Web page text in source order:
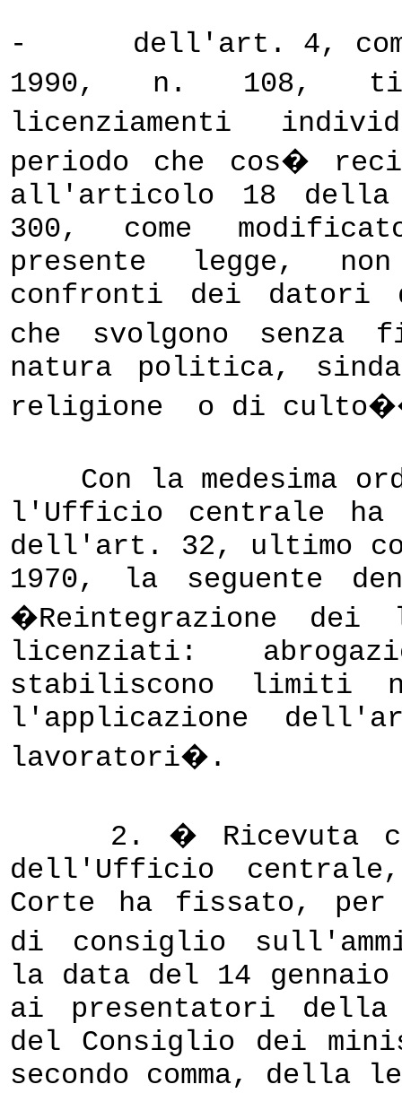
-
dell'art. 4,
1990, n. 108,
licenziamenti
periodo che cos�
all'articolo 18 della
300, come
presente legge,
confronti dei datori
che svolgono
natura politica,
religione
o di
Con la medesima
l'Ufficio centrale
dell'art. 32, ultimo
1970, la seguente
�Reintegrazione dei
licenziati:
stabiliscono limiti
l'applicazione
lavoratori�.
2. � Ricevuta
dell'Ufficio
Corte ha fissato, per
di consiglio
la data del 14 gennaio
ai presentatori
del Consiglio dei
secondo comma, della